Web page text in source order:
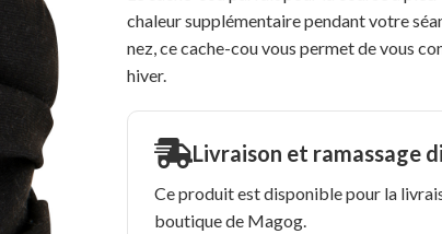
était :
14,99 $.
est :
11,99 $.
chaleur supplémentaire pendant votre
nez, ce cache-cou vous permet de vous
hiver.
Livraison et ramassage
Ce produit est disponible pour la
boutique de Magog.